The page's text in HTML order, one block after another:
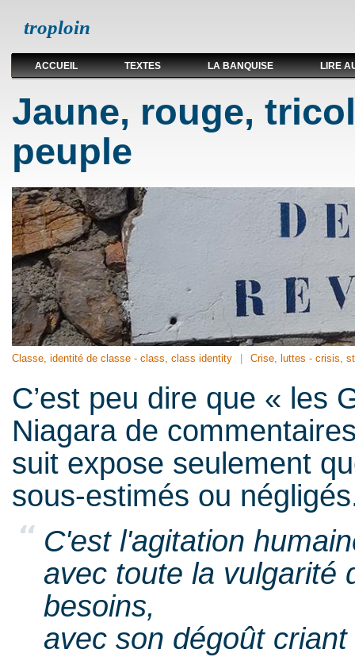
troploin
ACCUEIL TEXTES LA BANQUISE LIRE
Jaune, rouge,
peuple
Classe, identité de classe - class, class identity Crise, luttes - crisis,
C’est peu dire que « les
Niagara de
suit expose seulement
sous-estimés ou
C'est l'agitation
avec toute la vulgarité
besoins,
avec son dégoût